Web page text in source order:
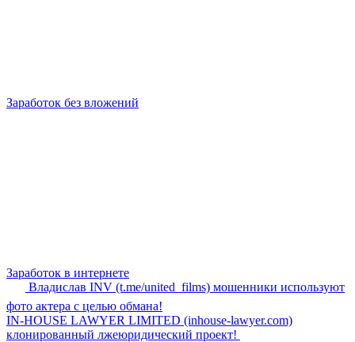
Заработок без вложений
Заработок в интернете
Владислав INV (t.me/united_films) мошенники используют
фото актера с целью обмана!
IN-HOUSE LAWYER LIMITED (inhouse-lawyer.com)
клонированный лжеюридический проект!